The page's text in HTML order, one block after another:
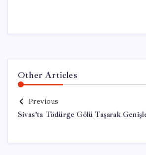
Other Articles
Previous
Sivas’ta Tödürge Gölü Taşarak